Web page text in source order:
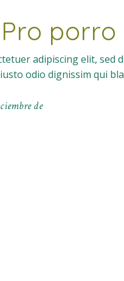
adipiscing elit, sed
odio dignissim qui
de